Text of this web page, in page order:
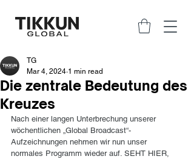
Die zentrale Bedeutung des
Kreuzes
TG
Mar 4, 2024 1 min read
Nach einer langen Unterbrechung unserer
wöchentlichen „Global Broadcast“-
Aufzeichnungen nehmen wir nun unser
normales Programm wieder auf. SEHT HIER,